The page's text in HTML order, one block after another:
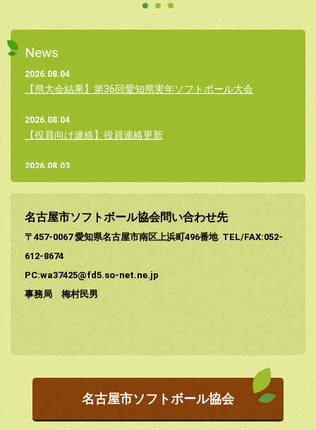
News
2026.08.04
【県大会結果】第36回愛知県実年ソフトボール大会
2026.08.04
【役員向け連絡】役員連絡更新
2026.08.03
【途中経過】第53回県会長杯兼理事長杯名古屋市予選会
2026.08.03
【お知らせ】第56回愛知県小学生女子ソフトボール大会組
合せ
2026.07.22
【募集】名古屋市立小学校における新たな運動・文化活動に
2026.06.21
【市大会結果】第45回名古屋市エルダーソフトボール大会
2026.06.17
名古屋市ソフトボール協会問い合わせ先
〒457-0067 愛知県名古屋市南区上浜町496番地 TEL/FAX:052-
612-8674
PC:wa37425@fd5.so-net.ne.jp
事務局 梅村民男
名古屋市ソフトボール協会